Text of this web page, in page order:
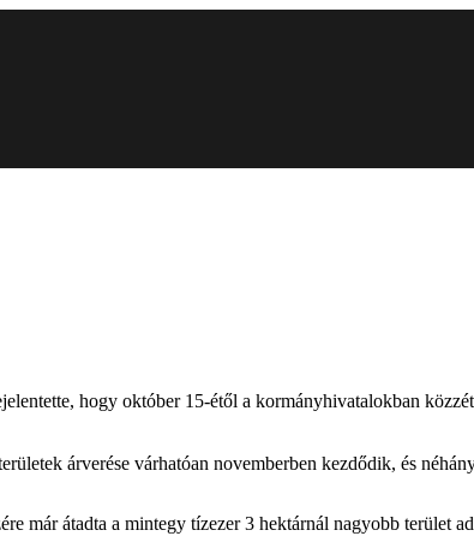
hogy október 15-étől a kormányhivatalokban
árverése várhatóan novemberben kezdődik, és
már átadta a mintegy tízezer 3 hektárnál nagyobb terület